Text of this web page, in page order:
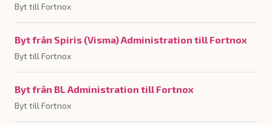
Byt till Fortnox
Byt från Spiris (Visma) Administration till Fortnox
Byt till Fortnox
Byt från BL Administration till Fortnox
Byt till Fortnox